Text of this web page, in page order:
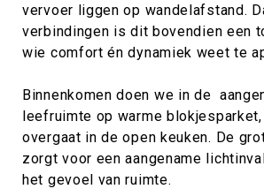
vervoer liggen op wandelafstand.
verbindingen is dit bovendien een
wie comfort én dynamiek weet te
Binnenkomen doen we in de
leefruimte op warme
overgaat in de open keuken. De
zorgt voor een aangename
het gevoel van ruimte.